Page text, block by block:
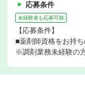
応募条件
未経験者も応募可能
【応募条件】
■薬剤師資格をお持
※調剤業務未経験の